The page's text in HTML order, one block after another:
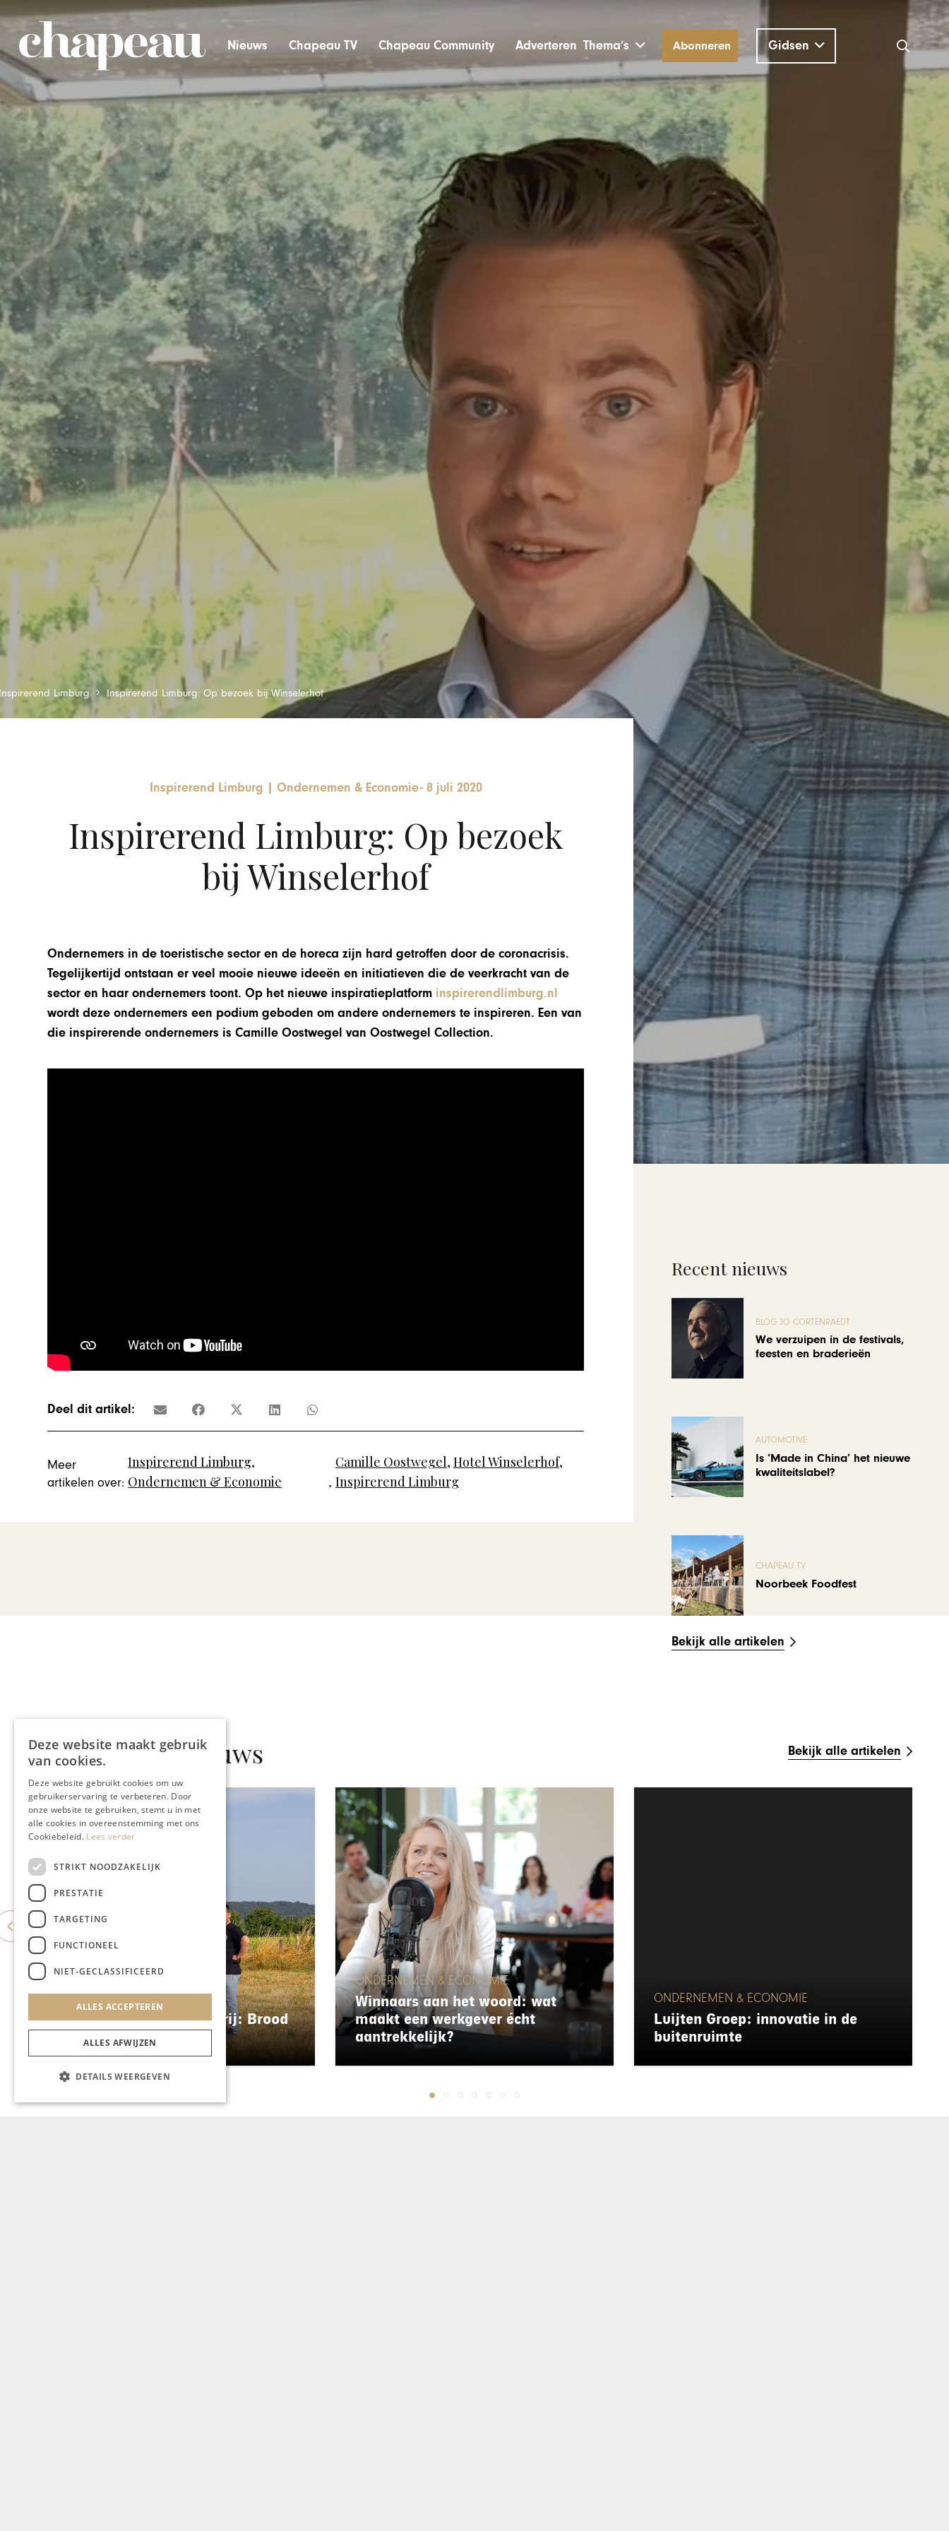
Nieuws Chapeau TV Chapeau Community Adverteren Thema’s Abonneren Gidsen
Limburg Inspirerend Limburg: Op bezoek bij Winselerhof
Inspirerend Limburg Ondernemen & Economie- 8 juli 2020
Inspirerend Limburg: Op bezoek
bij Winselerhof
Ondernemers in de toeristische sector en de horeca zijn hard getroffen door de coronacrisis.
Tegelijkertijd ontstaan er veel mooie nieuwe ideeën en initiatieven die de veerkracht van de
sector en haar ondernemers toont. Op het nieuwe inspiratieplatform inspirerendlimburg.nl
wordt deze ondernemers een podium geboden om andere ondernemers te inspireren. Een van
die inspirerende ondernemers is Camille Oostwegel van Oostwegel Collection.
Deel dit artikel:
Meer
artikelen over:
Inspirerend Limburg,
Ondernemen & Economie
,
Camille Oostwegel,Hotel Winselerhof,
Inspirerend Limburg
Recent nieuws
BLOG JO CORTENRAEDT
We verzuipen in de festivals,
feesten en braderieën
AUTOMOTIVE
Is ‘Made in China’ het nieuwe
kwaliteitslabel?
CHAPEAU TV
Noorbeek Foodfest
Bekijk alle artikelen
Gerelateerd nieuws Bekijk alle artikelen
GASTRONOMIE
ES&C opent eigen bakkerij: Brood
Atelier
ONDERNEMEN & ECONOMIE
Winnaars aan het woord: wat
maakt een werkgever écht
aantrekkelijk?
ONDERNEMEN & ECONOMIE
Luijten Groep: innovatie in de
buitenruimte
Deze website maakt gebruik
van cookies.
Deze website gebruikt cookies om uw
gebruikerservaring te verbeteren. Door
onze website te gebruiken, stemt u in met
alle cookies in overeenstemming met ons
Cookiebeleid. Lees verder
STRIKT NOODZAKELIJK
PRESTATIE
TARGETING
FUNCTIONEEL
NIET-GECLASSIFICEERD
ALLES ACCEPTEREN
ALLES AFWIJZEN
DETAILS WEERGEVEN